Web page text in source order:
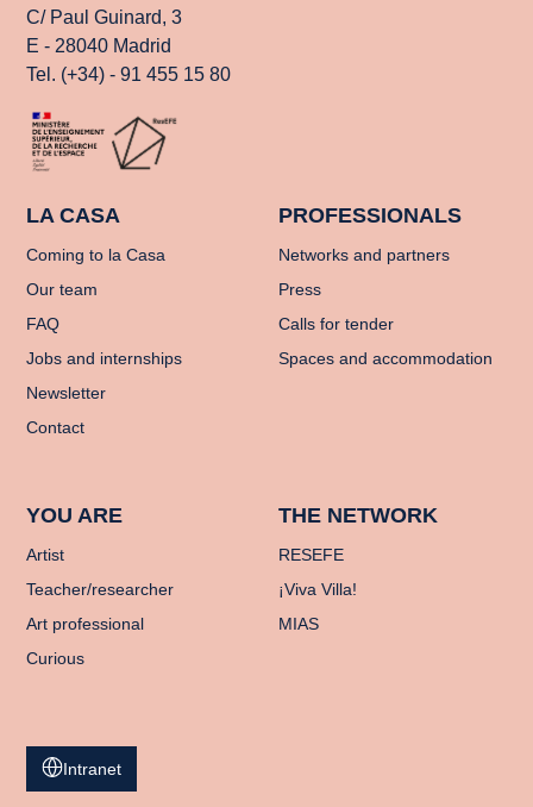
C/ Paul Guinard, 3
E - 28040 Madrid
Tel. (+34) - 91 455 15 80
LA CASA
Coming to la Casa
Our team
FAQ
Jobs and internships
Newsletter
Contact
PROFESSIONALS
Networks and partners
Press
Calls for tender
Spaces and accommodation
YOU ARE
Artist
Teacher/researcher
Art professional
Curious
THE NETWORK
RESEFE
¡Viva Villa!
MIAS
Intranet